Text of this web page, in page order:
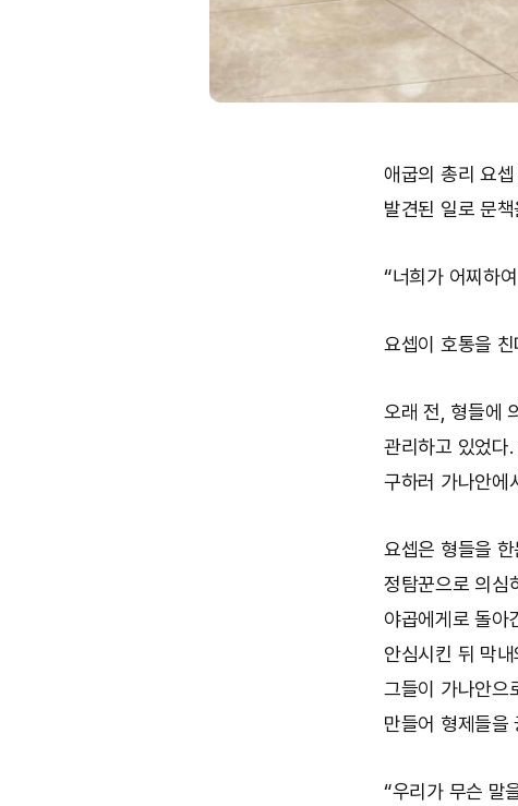
애굽의 총리 요
발견된 일로 문
“너희가 어찌하
요셉이 호통을
오래 전, 형들에
관리하고 있었다
구하러 가나안에
요셉은 형들을
정탐꾼으로 의심
야곱에게로 돌아
안심시킨 뒤 막
그들이 가나안으
만들어 형제들을
“우리가 무슨 말